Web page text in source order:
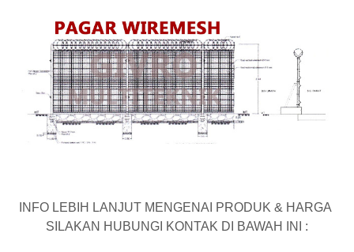
INFO LEBIH LANJUT MENGENAI PRODUK & HARGA
SILAKAN HUBUNGI KONTAK DI BAWAH INI :